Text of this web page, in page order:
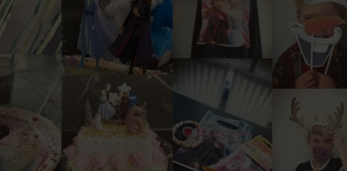
i Frost
Da har du kommet